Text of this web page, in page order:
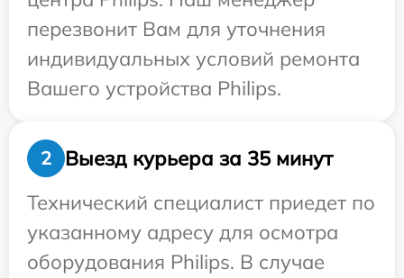
перезвонит Вам для уточнения
индивидуальных условий ремонта
Вашего устройства Philips.
2
Выезд курьера за 35 минут
Технический специалист приедет по
указанному адресу для осмотра
оборудования Philips. В случае